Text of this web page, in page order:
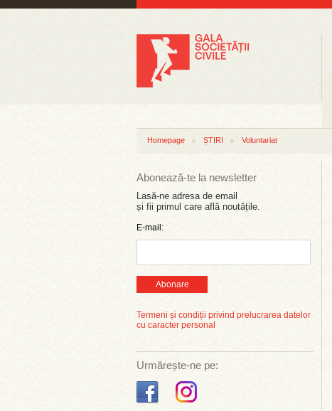
Homepage ȘTIRI Voluntariat
Abonează-te la newsletter
Lasă-ne adresa de email
și fii primul care află noutățile.
E-mail:
Abonare
Termeni și condiții privind prelucrarea datelor
cu caracter personal
Urmărește-ne pe: